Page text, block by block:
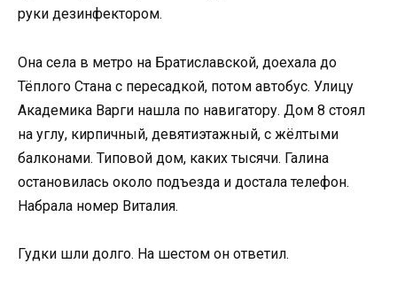
руки дезинфектором.
Она села в метро на Братиславской, доехала до
Тёплого Стана с пересадкой, потом автобус. Улицу
Академика Варги нашла по навигатору. Дом 8 стоял
на углу, кирпичный, девятиэтажный, с жёлтыми
балконами. Типовой дом, каких тысячи. Галина
остановилась около подъезда и достала телефон.
Набрала номер Виталия.
Гудки шли долго. На шестом он ответил.